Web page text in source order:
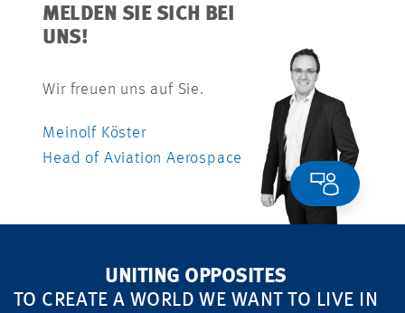
MELDEN SIE SICH BEI
UNS!
Wir freuen uns auf Sie.
Meinolf Köster
Head of Aviation Aerospace
UNITING OPPOSITES
TO CREATE A WORLD WE WANT TO LIVE IN